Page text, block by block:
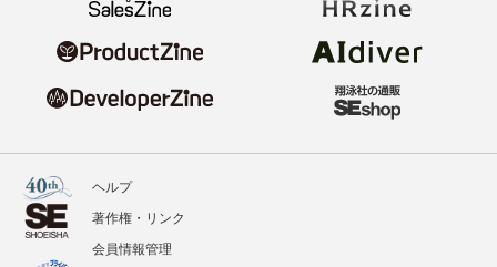
ヘルプ
著作権・リンク
会員情報管理